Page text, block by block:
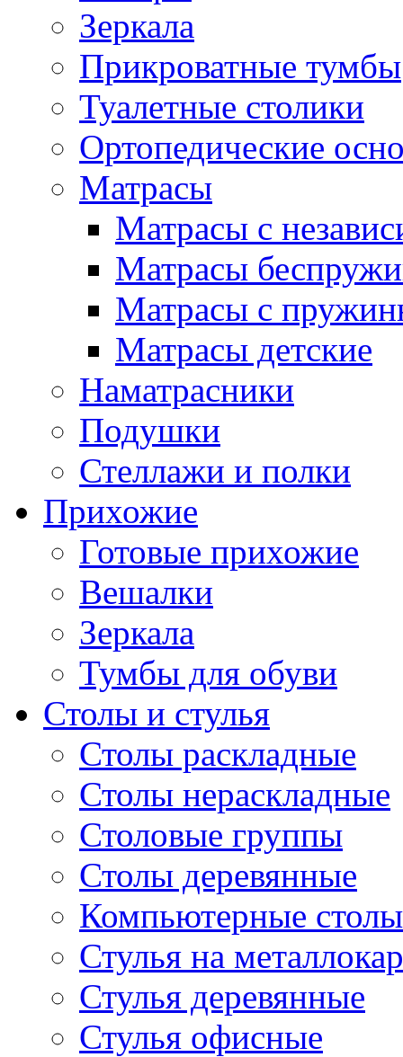
Зеркала
Прикроватные тумбы
Туалетные столики
Ортопедические
Матрасы
Матрасы с
Матрасы
Матрасы с
Матрасы детские
Наматрасники
Подушки
Стеллажи и полки
Прихожие
Готовые прихожие
Вешалки
Зеркала
Тумбы для обуви
Столы и стулья
Столы раскладные
Столы нераскладные
Столовые группы
Столы деревянные
Компьютерные столы
Стулья на
Стулья деревянные
Стулья офисные